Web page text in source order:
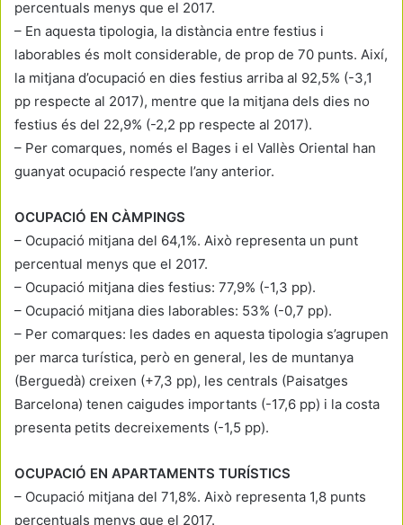
percentuals menys que el 2017.
– En aquesta tipologia, la distància entre festius i
laborables és molt considerable, de prop de 70 punts. Així,
la mitjana d’ocupació en dies festius arriba al 92,5% (-3,1
pp respecte al 2017), mentre que la mitjana dels dies no
festius és del 22,9% (-2,2 pp respecte al 2017).
– Per comarques, només el Bages i el Vallès Oriental han
guanyat ocupació respecte l’any anterior.
OCUPACIÓ EN CÀMPINGS
– Ocupació mitjana del 64,1%. Això representa un punt
percentual menys que el 2017.
– Ocupació mitjana dies festius: 77,9% (-1,3 pp).
– Ocupació mitjana dies laborables: 53% (-0,7 pp).
– Per comarques: les dades en aquesta tipologia s’agrupen
per marca turística, però en general, les de muntanya
(Berguedà) creixen (+7,3 pp), les centrals (Paisatges
Barcelona) tenen caigudes importants (-17,6 pp) i la costa
presenta petits decreixements (-1,5 pp).
OCUPACIÓ EN APARTAMENTS TURÍSTICS
– Ocupació mitjana del 71,8%. Això representa 1,8 punts
percentuals menys que el 2017.